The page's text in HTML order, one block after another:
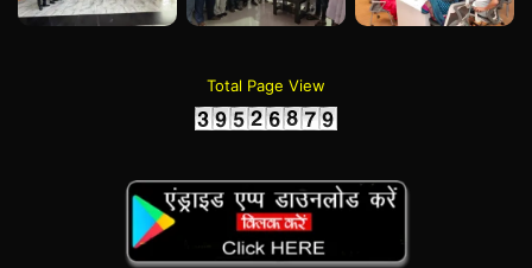
Total Page View